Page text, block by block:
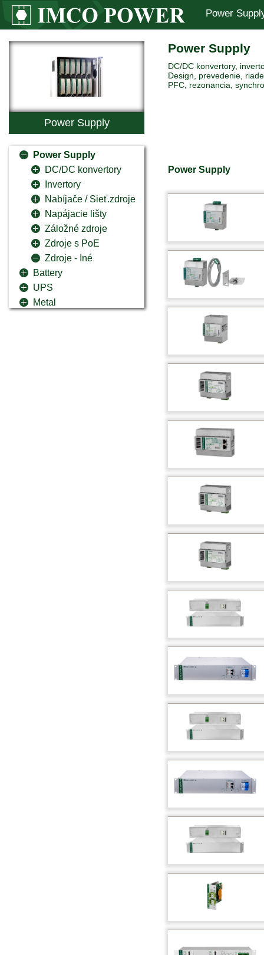
Power
Power Supply
Power Supply
DC/DC konvertory
Invertory
Nabíjače / Sieť.zdroje
Napájacie lišty
Záložné zdroje
Zdroje s PoE
Zdroje - Iné
Battery
UPS
Metal
Power Supply
DC/DC konvertory,
Design, prevedenie,
PFC, rezonancia,
Power Supply